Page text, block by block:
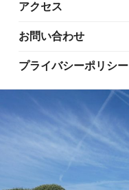
アクセス
お問い合わせ
プライバシーポリシー